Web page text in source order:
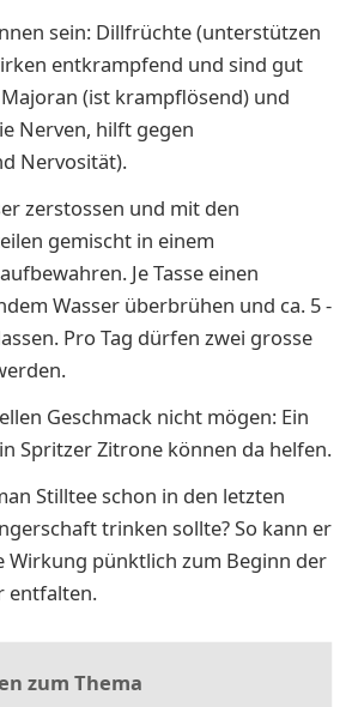
sein: Dillfrüchte (unterstützen
entkrampfend und sind gut
(ist krampflösend) und
Nerven, hilft gegen
Nervosität).
zerstossen und mit den
gemischt in einem
Je Tasse einen
Wasser überbrühen und ca. 5 -
Pro Tag dürfen zwei grosse
Geschmack nicht mögen: Ein
Spritzer Zitrone können da helfen.
Stilltee schon in den letzten
trinken sollte? So kann er
Wirkung pünktlich zum Beginn der
entfalten.
zum Thema